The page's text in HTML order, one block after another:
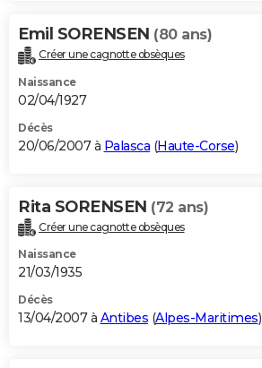
Emil SORENSEN (80 ans)
Créer une cagnotte obsèques
Naissance
02/04/1927
Décès
20/06/2007 à Palasca (Haute-Corse)
Rita SORENSEN (72 ans)
Créer une cagnotte obsèques
Naissance
21/03/1935
Décès
13/04/2007 à Antibes (Alpes-Maritimes)